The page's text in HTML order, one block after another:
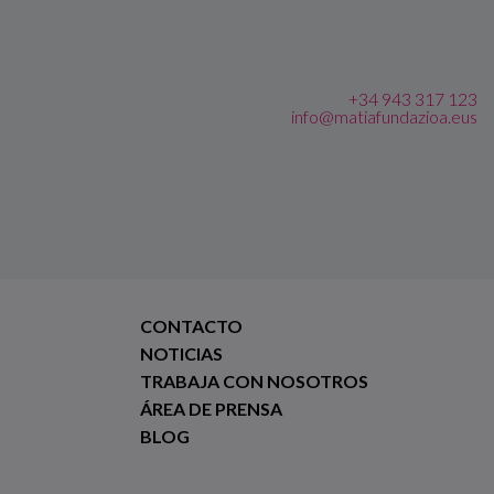
+34 943 317 123
info@matiafundazioa.eus
CONTACTO
NOTICIAS
TRABAJA CON NOSOTROS
ÁREA DE PRENSA
BLOG